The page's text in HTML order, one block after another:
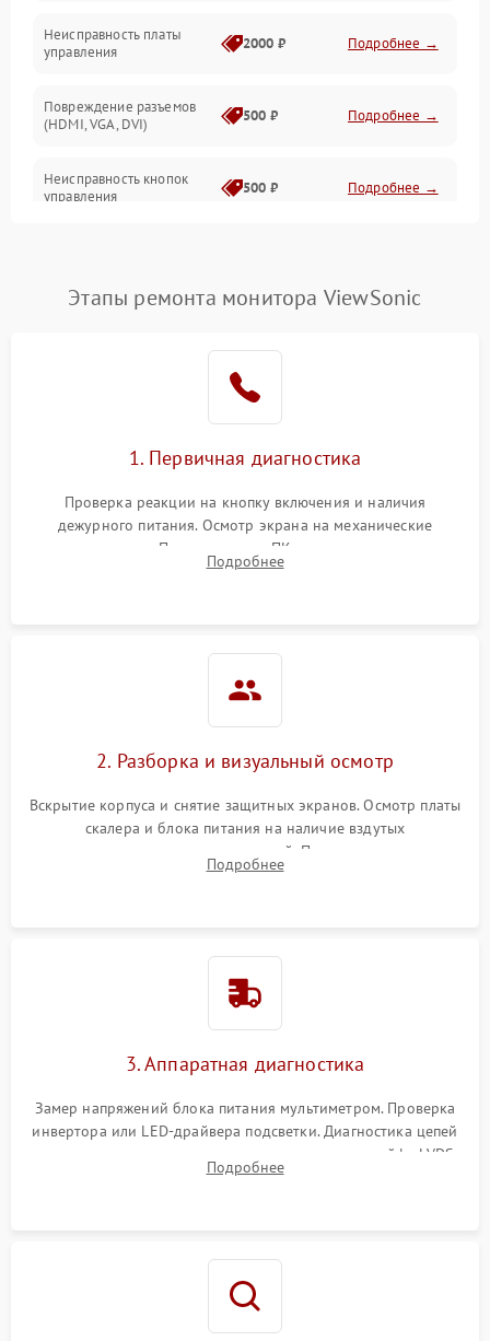
Неисправность платы
управления
2000 ₽ Подробнее →
Повреждение разъемов
(HDMI, VGA, DVI)
500 ₽ Подробнее →
Неисправность кнопок
управления
500 ₽ Подробнее →
Повреждение кабеля
1000 ₽
Поломка системы
автоматического
1000 ₽ Подробнее →
Неисправность системы
1000 ₽
защиты от замыкания
1000 ₽ Подробнее →
1000 ₽
Поломка системы защиты
Этапы ремонта монитора ViewSonic
1. Первичная диагностика
Проверка реакции на кнопку включения и наличия
дежурного питания. Осмотр экрана на механические
повреждения. Подключение к ПК для оценки вывода
изображения, работы подсветки и выявления артефактов на
Подробнее
2. Разборка и визуальный осмотр
Вскрытие корпуса и снятие защитных экранов. Осмотр платы
скалера и блока питания на наличие вздутых
конденсаторов, прогаров, окислений. Проверка надежности
контактов и целостности шлейфов матрицы.
Подробнее
3. Аппаратная диагностика
Замер напряжений блока питания мультиметром. Проверка
инвертора или LED-драйвера подсветки. Диагностика цепей
питания скалера и тестирование сигналов на шлейфе LVDS
Подробнее